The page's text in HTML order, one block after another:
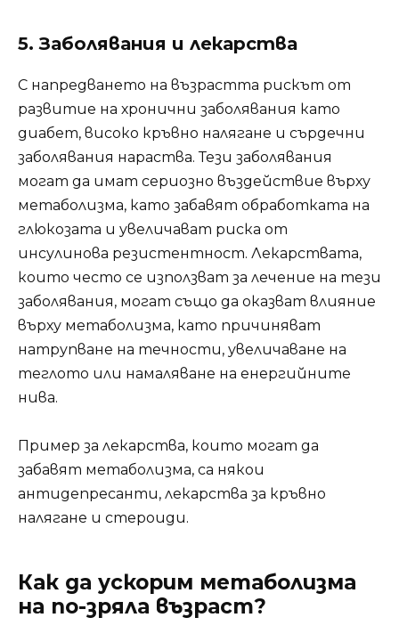
5. Заболявания и лекарства
С напредването на възрастта рискът от
развитие на хронични заболявания като
диабет, високо кръвно налягане и сърдечни
заболявания нараства. Тези заболявания
могат да имат сериозно въздействие върху
метаболизма, като забавят обработката на
глюкозата и увеличават риска от
инсулинова резистентност. Лекарствата,
които често се използват за лечение на тези
заболявания, могат също да оказват влияние
върху метаболизма, като причиняват
натрупване на течности, увеличаване на
теглото или намаляване на енергийните
нива.
Пример за лекарства, които могат да
забавят метаболизма, са някои
антидепресанти, лекарства за кръвно
налягане и стероиди.
Как да ускорим метаболизма
на по-зряла възраст?